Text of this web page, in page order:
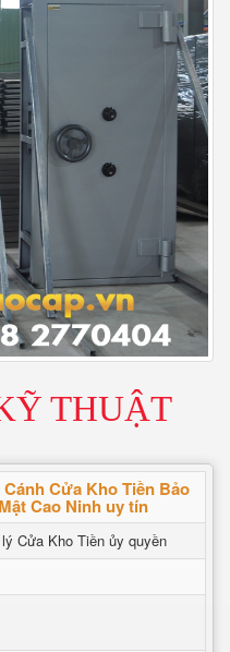
THUẬT
Cửa Kho Tiền Bảo
Mật Cao Ninh uy tín
Cửa Kho Tiền ủy quyền